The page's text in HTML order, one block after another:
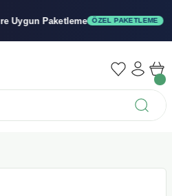
Paketleme ÖZEL PAKETLEME